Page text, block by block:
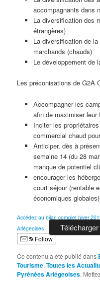
accompagnants dans
La diversification des
étrangères)
La diversification de
marchands (chauds)
Le développement de
Les préconisations de G2A
Accompagner les
afin de maximiser leur
Inciter les
commercial chaud
Anticiper, dès à
semaine 14 (du 28
manque de potentiel
encourager les
court séjour (rentable
économiques
Accédez au bilan complet hiver
Ariégeoises
Télécharger
Follow
Ce contenu a été publié dans
Tourisme,Toutes les
Pyrénées Ariégeoises.